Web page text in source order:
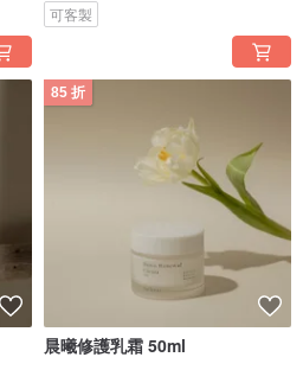
可客製
85 折
晨曦修護乳霜 50ml